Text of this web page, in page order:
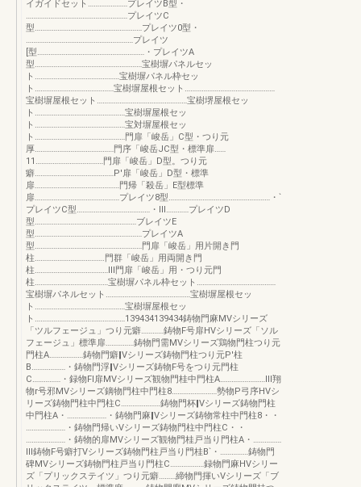
イガイドセット…………………プレイツB型・
………………………………………………プレイツC
型…………………………………………………プレイツ0型・
…………………………………………………プレイツ
[型…………………………………………………・プレイツA
型…………………………………………………宝樹塀パネルセッ
ト………………………………………宝樹塀パネル枠セッ
ト……………………………………宝樹塀屋根セット…………………………………………
宝樹塀屋根セット…………………………………………宝樹堺屋根セッ
ト…………………………………………宝樹塀屋根セッ
ト…………………………………………宝対塀屋根セッ
ト…………………………………………門扉「峻岳」C型・つり元
厚……………………………………門序「峻岳JC型・標準扉……
11………………………………門扉「峻岳」D型。つり元
癖……………………………………P'扉「峻岳」D型・標準
扉………………………………………門帰「殺岳」E型標準
扉………………………………………プレイツ8型………………………………………………・`
プレイツC型…………………………………・Ⅲ…………プレイツD
型………………………………………………ブレイツE
型…………………………………………………プレイツA
型…………………………………………………門扉「峻岳」用片開き門
柱……………………………….門群「峻岳」用両開き門
柱…………………………………Ⅲ門扉「峻岳」用・つり元門
柱…………………………………宝樹塀パネル枠セット……………………………………
宝樹塀パネルセット………………………………………宝樹塀屋根セッ
ト…………………………………………宝樹塀屋根セッ
ト…………………………………………139434139434鋳物門麻MVシリーズ
「ツルフェージュ」つり元癖…………鋳物F号扉HVシリーズ「ソル
フェージュ」標準扉……………鋳物門需MVシリーズ鶏物門柱つり元
門柱A………………鋳物門癖‖Vシリーズ鋳物門柱つり元P'柱
B………………・鋳物門浮‖Vシリーズ鋳物F号をつり元門柱
C……………・録物Fl扉MVシリーズ観物門桂中門柱A……………………Ⅲ翔
物r号邪MVシリーズ鏑物門柱中門柱8……………………勢物P弓序HVシ
リーズ鋳物門柱中門柱C…………………鋳物門杯‖Vシリーズ鋳物門柱
中門柱A・…………………・鋳物門麻‖Vシリーズ鋳物常柱中門柱8・・
…………………・鋳物門帰いVシリーズ鋳物門柱中門柱C・・
…………………・鋳物的扉MVシリーズ観物門桂戸当り門柱A・……………
Ⅲ鋳物F号癖打Vシリーズ鋳物門柱戸当り門桂B`・……………鋳物門
碑MVシリーズ鋳物門柱戸当り門柱C………………録物門麻HVシリー
ズ「プリックステイツ」つり元癖………締物門揮いVシリーズ「ブ